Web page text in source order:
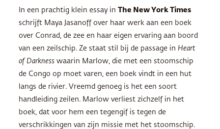
In een prachtig klein essay in The New York Times
schrijft Maya Jasanoff over haar werk aan een boek
over Conrad, de zee en haar eigen ervaring aan boord
van een zeilschip. Ze staat stil bij de passage in Heart
of Darkness waarin Marlow, die met een stoomschip
de Congo op moet varen, een boek vindt in een hut
langs de rivier. Vreemd genoeg is het een soort
handleiding zeilen. Marlow verliest zichzelf in het
boek, dat voor hem een tegengif is tegen de
verschrikkingen van zijn missie met het stoomschip.